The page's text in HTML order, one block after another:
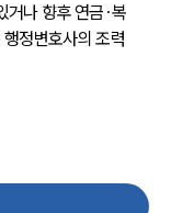
거나 향후 연금·복
정변호사의 조력